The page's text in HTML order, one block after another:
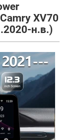
XV70
н.в.)